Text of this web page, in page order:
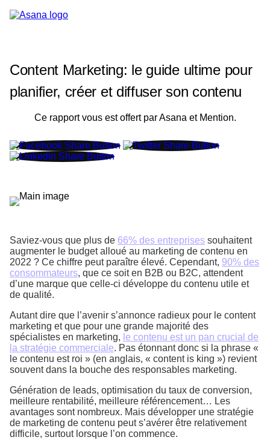
Content Marketing: le guide ultime pour
planifier, créer et diffuser son contenu
Ce rapport vous est offert par Asana et Mention.
Saviez-vous que plus de 66% des entreprises souhaitent
augmenter le budget alloué au marketing de contenu en
2022 ? Ce chiffre peut paraître élevé. Cependant, 90% des
consommateurs, que ce soit en B2B ou B2C, attendent
d’une marque que celle-ci développe du contenu utile et
de qualité.
Autant dire que l’avenir s’annonce radieux pour le content
marketing et que pour une grande majorité des
spécialistes en marketing, le contenu est un pan crucial de
la stratégie commerciale. Pas étonnant donc si la phrase «
le contenu est roi » (en anglais, « content is king ») revient
souvent dans la bouche des responsables marketing.
Génération de leads, optimisation du taux de conversion,
meilleure rentabilité, meilleure référencement… Les
avantages sont nombreux. Mais développer une stratégie
de marketing de contenu peut s’avérer être relativement
difficile, surtout lorsque l’on commence.